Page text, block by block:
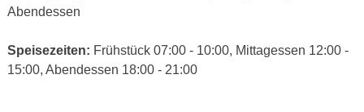
Abendessen
Speisezeiten: Frühstück 07:00 - 10:00, Mittagessen 12:00 -
15:00, Abendessen 18:00 - 21:00